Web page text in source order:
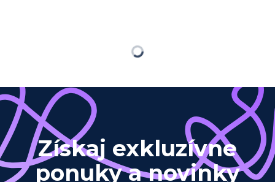
Načítavam…
Získaj exkluzívne
ponuky a novinky